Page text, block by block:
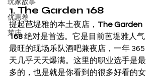
玩家故事
优惠卷
芽庄
1. The Garden 168
提起芭堤雅的本土夜店， The Garden
168 绝对是首选。它是目前芭堤雅人气
最旺的现场乐队酒吧兼夜店，一年 365
天几乎天天爆满。这里的职业选手是最
多的，也是就是你看到的很多好看的女